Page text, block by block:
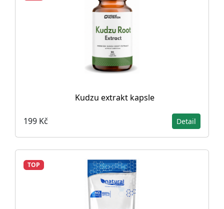
Kudzu extrakt kapsle
199 Kč Detail
TOP